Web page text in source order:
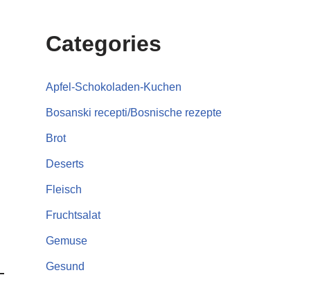
Categories
Apfel-Schokoladen-Kuchen
Bosanski recepti/Bosnische rezepte
Brot
Deserts
Fleisch
Fruchtsalat
Gemuse
Gesund